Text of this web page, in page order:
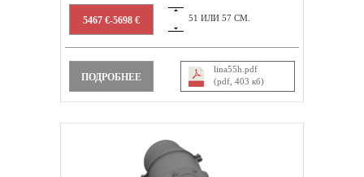
5467 €-5698 € 51 ИЛИ 57 СМ.
ПОДРОБНЕЕ
lina55h.pdf
(pdf, 403 кб)